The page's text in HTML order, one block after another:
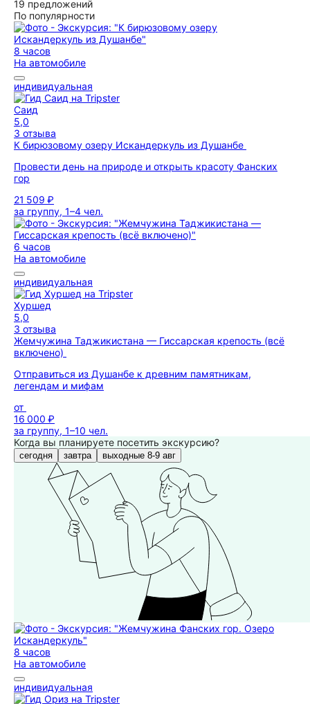
19 предложений
По популярности
8 часов
На автомобиле
индивидуальная
Саид
5,0
3 отзыва
К бирюзовому озеру Искандеркуль из Душанбе
Провести день на природе и открыть красоту Фанских
гор
21 509 ₽
за группу, 1–4 чел.
6 часов
На автомобиле
индивидуальная
Хуршед
5,0
3 отзыва
Жемчужина Таджикистана — Гиссарская крепость (всё
включено)
Отправиться из Душанбе к древним памятникам,
легендам и мифам
от
16 000 ₽
за группу, 1–10 чел.
Когда вы планируете посетить экскурсию?
сегодня завтра выходные 8-9 авг
8 часов
На автомобиле
индивидуальная